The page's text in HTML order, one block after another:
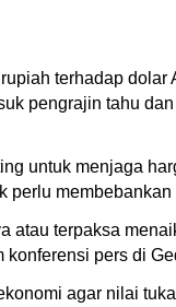
terhadap
pengrajin tahu
untuk menjaga
atau terpaksa
pers di
agar nilai